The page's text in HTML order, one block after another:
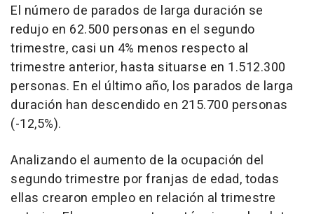
El número de parados de larga duración se
redujo en 62.500 personas en el segundo
trimestre, casi un 4% menos respecto al
trimestre anterior, hasta situarse en 1.512.300
personas. En el último año, los parados de larga
duración han descendido en 215.700 personas
(-12,5%).
Analizando el aumento de la ocupación del
segundo trimestre por franjas de edad, todas
ellas crearon empleo en relación al trimestre